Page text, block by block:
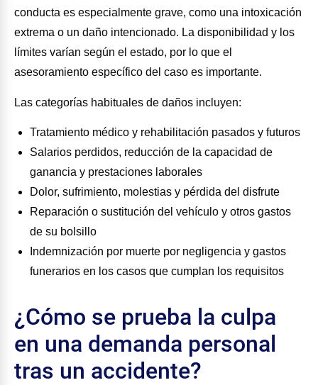
conducta es especialmente grave, como una intoxicación
extrema o un daño intencionado. La disponibilidad y los
límites varían según el estado, por lo que el
asesoramiento específico del caso es importante.
Las categorías habituales de daños incluyen:
Tratamiento médico y rehabilitación pasados y futuros
Salarios perdidos, reducción de la capacidad de
ganancia y prestaciones laborales
Dolor, sufrimiento, molestias y pérdida del disfrute
Reparación o sustitución del vehículo y otros gastos
de su bolsillo
Indemnización por muerte por negligencia y gastos
funerarios en los casos que cumplan los requisitos
¿Cómo se prueba la culpa
en una demanda personal
tras un accidente?